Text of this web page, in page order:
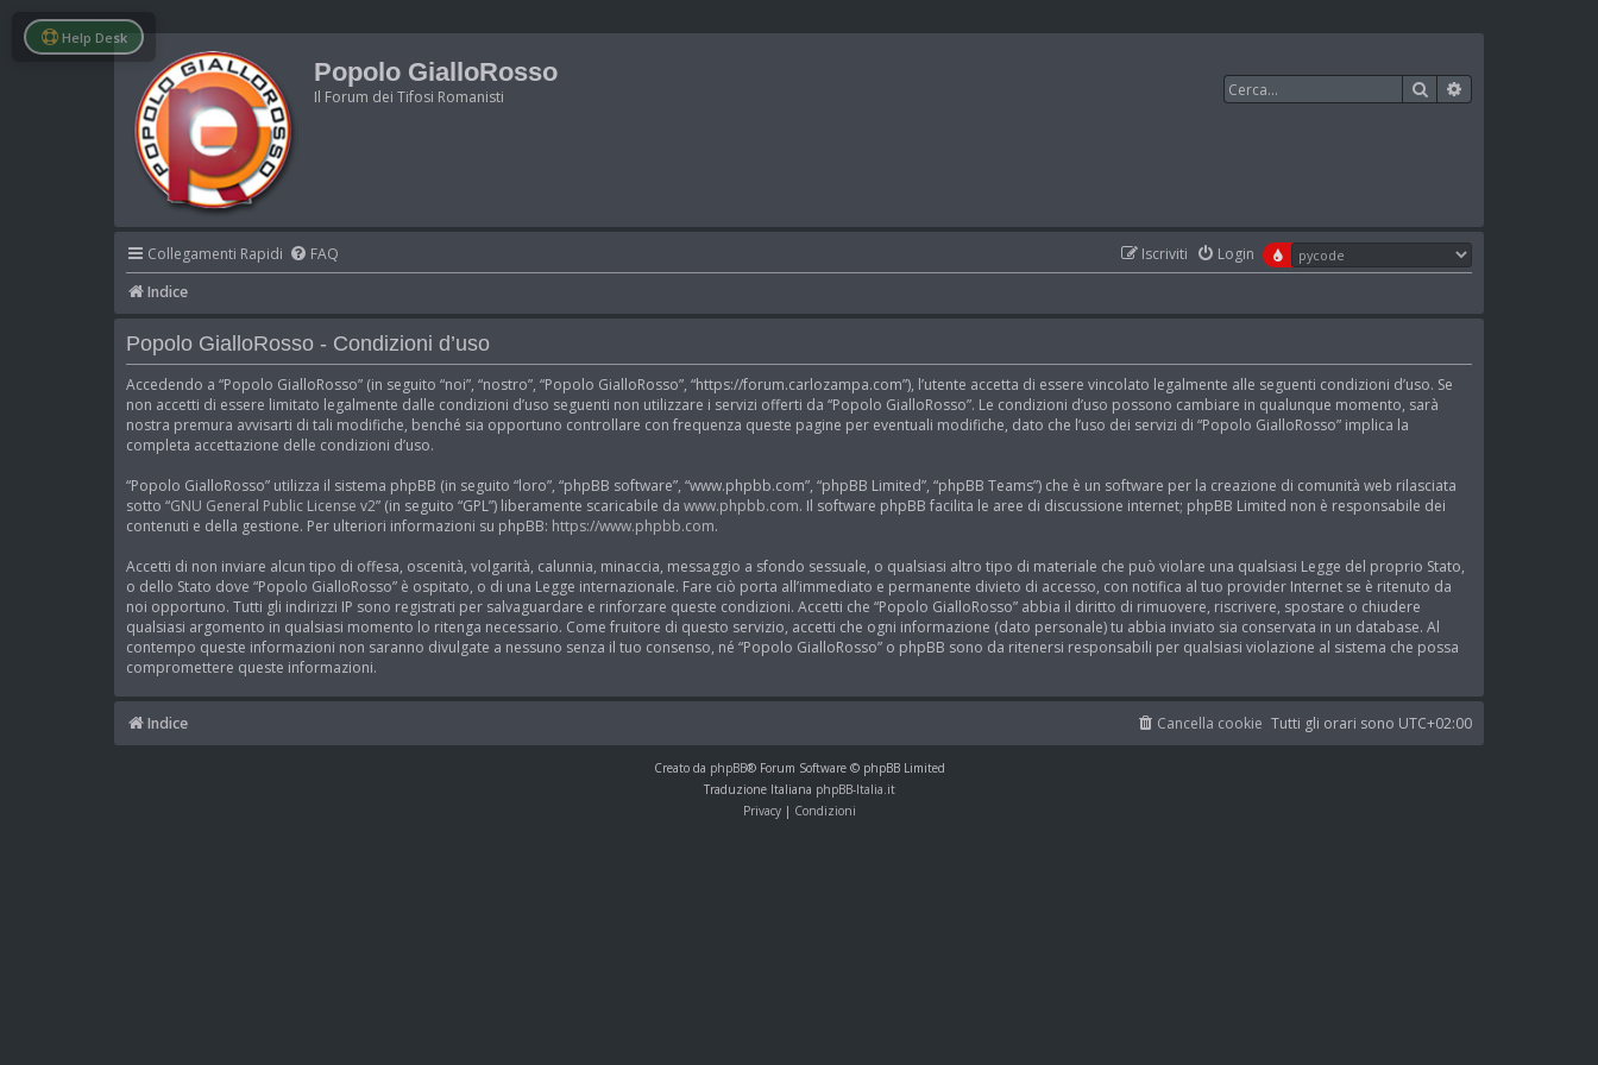
Help Desk
Popolo GialloRosso
Il Forum dei Tifosi Romanisti Cerca
Collegamenti Rapidi FAQ Login
Iscriviti
Indice
Popolo GialloRosso - Condizioni d’uso
Accedendo a “Popolo GialloRosso” (in seguito “noi”, “nostro”, “Popolo GialloRosso”, “https://forum.carlozampa.com”), l’utente accetta di essere vincolato legalmente alle seguenti condizioni d’uso. Se
non accetti di essere limitato legalmente dalle condizioni d’uso seguenti non utilizzare i servizi offerti da “Popolo GialloRosso”. Le condizioni d’uso possono cambiare in qualunque momento, sarà
nostra premura avvisarti di tali modifiche, benché sia opportuno controllare con frequenza queste pagine per eventuali modifiche, dato che l’uso dei servizi di “Popolo GialloRosso” implica la
completa accettazione delle condizioni d’uso.
“Popolo GialloRosso” utilizza il sistema phpBB (in seguito “loro”, “phpBB software”, “www.phpbb.com”, “phpBB Limited”, “phpBB Teams”) che è un software per la creazione di comunità web rilasciata
sotto “GNU General Public License v2” (in seguito “GPL”) liberamente scaricabile da www.phpbb.com. Il software phpBB facilita le aree di discussione internet; phpBB Limited non è responsabile dei
contenuti e della gestione. Per ulteriori informazioni su phpBB: https://www.phpbb.com.
Accetti di non inviare alcun tipo di offesa, oscenità, volgarità, calunnia, minaccia, messaggio a sfondo sessuale, o qualsiasi altro tipo di materiale che può violare una qualsiasi Legge del proprio Stato,
o dello Stato dove “Popolo GialloRosso” è ospitato, o di una Legge internazionale. Fare ciò porta all’immediato e permanente divieto di accesso, con notifica al tuo provider Internet se è ritenuto da
noi opportuno. Tutti gli indirizzi IP sono registrati per salvaguardare e rinforzare queste condizioni. Accetti che “Popolo GialloRosso” abbia il diritto di rimuovere, riscrivere, spostare o chiudere
qualsiasi argomento in qualsiasi momento lo ritenga necessario. Come fruitore di questo servizio, accetti che ogni informazione (dato personale) tu abbia inviato sia conservata in un database. Al
contempo queste informazioni non saranno divulgate a nessuno senza il tuo consenso, né “Popolo GialloRosso” o phpBB sono da ritenersi responsabili per qualsiasi violazione al sistema che possa
compromettere queste informazioni.
Indice Tutti gli orari sono UTC+02:00
Cancella cookie
Creato da phpBB® Forum Software © phpBB Limited
Traduzione Italiana phpBB-Italia.it
Privacy| Condizioni